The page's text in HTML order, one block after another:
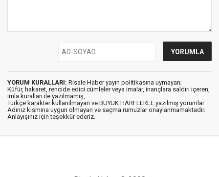
YORUM KURALLARI: Risale Haber yayın politikasına uymayan;
Küfür, hakaret, rencide edici cümleler veya imalar, inançlara saldırı içeren,
imla kuralları ile yazılmamış,
Türkçe karakter kullanılmayan ve BÜYÜK HARFLERLE yazılmış yorumlar
Adınız kısmına uygun olmayan ve saçma rumuzlar onaylanmamaktadır.
Anlayışınız için teşekkür ederiz.